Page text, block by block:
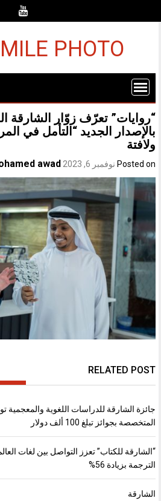
PHOTO
بالإصدار الجديد “التأمل في
ولافتة
Posted on نوفمبر 6, 2023 awad
RELATED POST
جائزة الشارقة للدراسات اللغوية والمعجمية
المتخصصة بجوائز تبلغ 100 ألف دولار
الترجمة بزيادة 56%
الشارقة